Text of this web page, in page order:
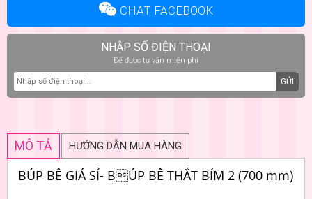
CHAT FACEBOOK
NHẬP SỐ ĐIỆN THOẠI
Để được tư vấn miễn phí
GỬI
MÔ TẢ HƯỚNG DẪN MUA HÀNG
BÚP BÊ GIÁ SỈ- BÚP BÊ THẮT BÍM 2 (700 mm)